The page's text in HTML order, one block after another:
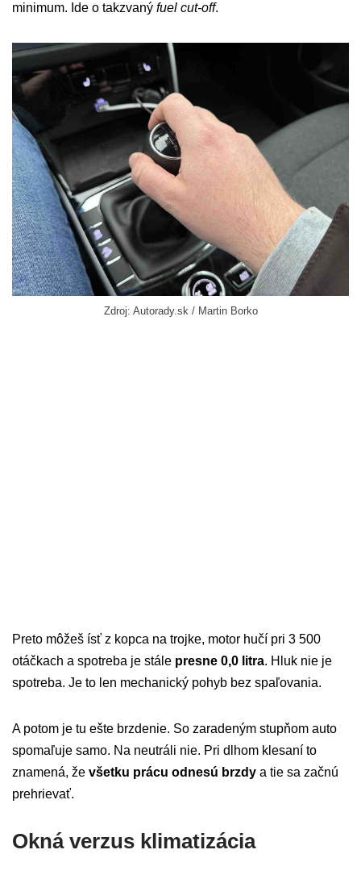
minimum. Ide o takzvaný fuel cut-off.
Zdroj: Autorady.sk / Martin Borko
Preto môžeš ísť z kopca na trojke, motor hučí pri 3 500
otáčkach a spotreba je stále presne 0,0 litra. Hluk nie je
spotreba. Je to len mechanický pohyb bez spaľovania.
A potom je tu ešte brzdenie. So zaradeným stupňom auto
spomaľuje samo. Na neutráli nie. Pri dlhom klesaní to
znamená, že všetku prácu odnesú brzdy a tie sa začnú
prehrievať.
Okná verzus klimatizácia